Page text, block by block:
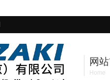
网
Home